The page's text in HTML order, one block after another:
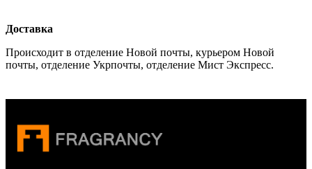
Доставка
Происходит в отделение Новой почты, курьером Новой
почты, отделение Укрпочты, отделение Мист Экспресс.